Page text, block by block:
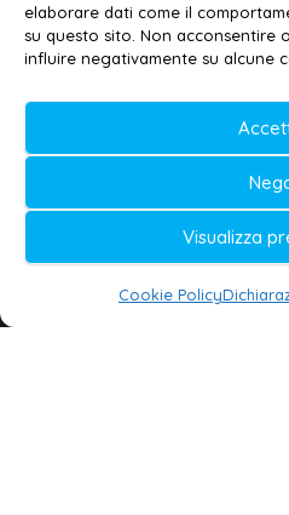
elaborare dati come il
su questo sito. Non acconsentire
influire negativamente su alcune
Visualizza
Cookie Policy
© 2020-2026 |
Testata iscritta al n.
Stampa
Editore e
Daniele G.
Galatina24 è marchio
delle